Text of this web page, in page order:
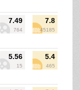
7.49
764
7.8
45185
5.56
15
5.4
465